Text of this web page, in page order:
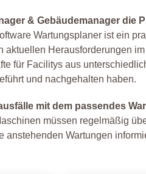
& Gebäudemanager die
Wartungsplaner ist ein
aktuellen Herausforderungen
für Facilitys aus
und nachgehalten haben.
mit dem passendes
müssen regelmäßig
anstehenden Wartungen